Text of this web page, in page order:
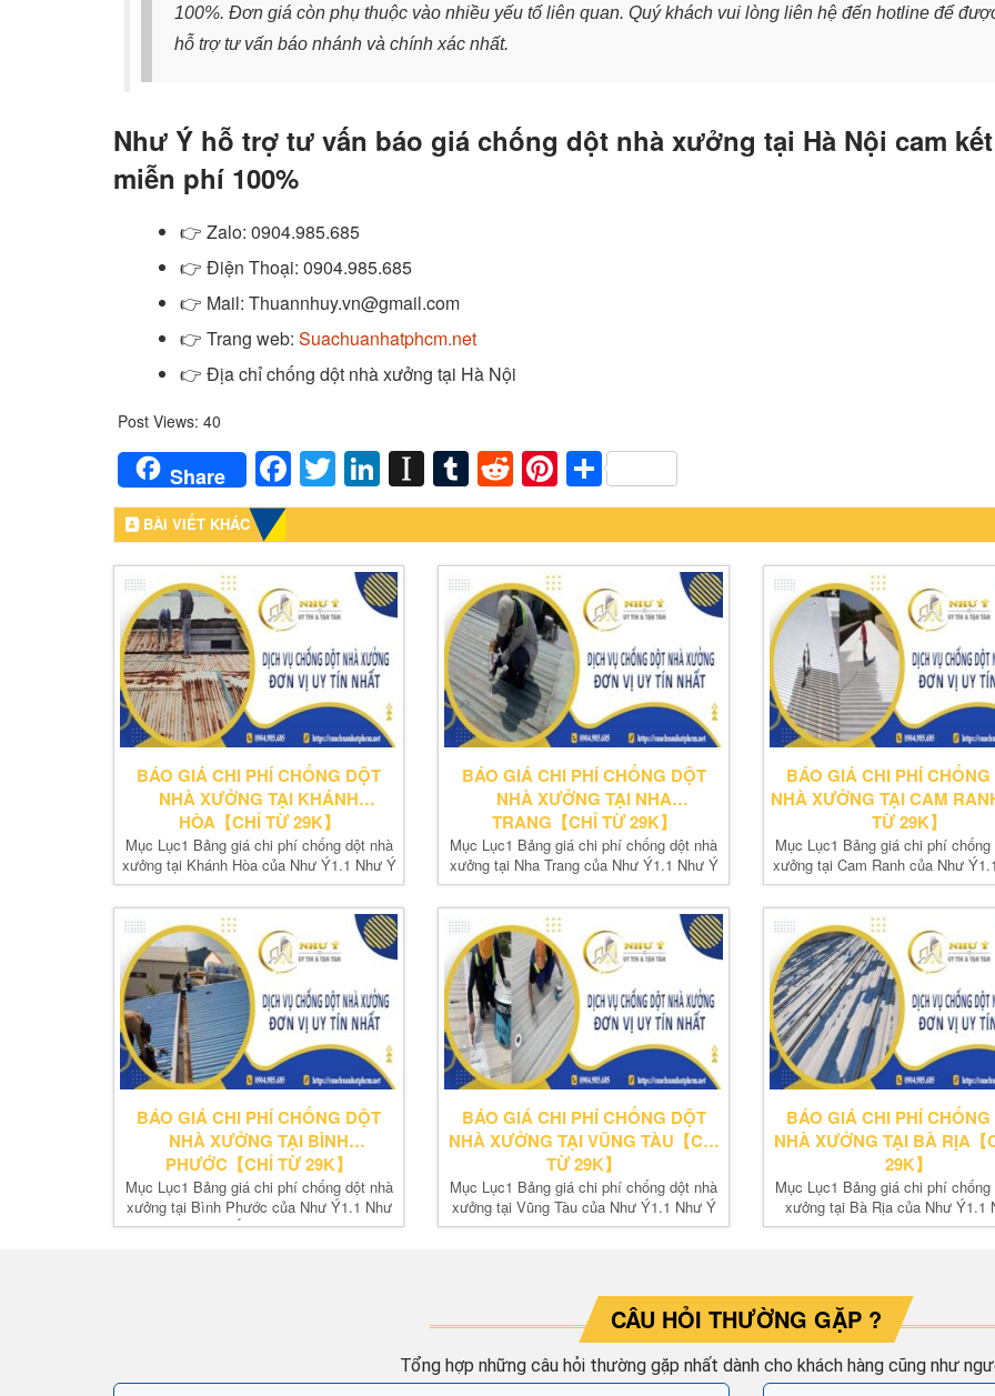
100%. Đơn giá còn phụ thuộc vào nhiều yếu tố liên quan. Quý khách vui lòng liên hệ đến hotline để
hỗ trợ tư vấn báo nhánh và chính xác nhất.
Như Ý hỗ trợ tư vấn báo giá chống dột nhà xưởng tại Hà Nội cam kết
miễn phí 100%
👉 Zalo: 0904.985.685
👉 Điện Thoại: 0904.985.685
👉 Mail: Thuannhuy.vn@gmail.com
👉 Trang web: Suachuanhatphcm.net
👉 Địa chỉ chống dột nhà xưởng tại Hà Nội
Post Views: 40
Share Facebook
TwitterLinkedIn
Instapaper
Tumblr
Reddit
Pinterest
Share
BÀI VIẾT KHÁC
BÁO GIÁ CHI PHÍ CHỐNG DỘT
NHÀ XƯỞNG TẠI KHÁNH
HÒA【CHỈ TỪ 29K】
Mục Lục1 Bảng giá chi phí chống dột nhà
xưởng tại Khánh Hòa của Như Ý1.1 Như Ý
báo...
BÁO GIÁ CHI PHÍ CHỐNG DỘT
NHÀ XƯỞNG TẠI NHA
TRANG【CHỈ TỪ 29K】
Mục Lục1 Bảng giá chi phí chống dột nhà
xưởng tại Nha Trang của Như Ý1.1 Như Ý
báo...
BÁO GIÁ CHI PHÍ
NHÀ XƯỞNG TẠI CAM
TỪ 29K】
Mục Lục1 Bảng giá chi phí chống
xưởng tại Cam Ranh của Như
báo...
BÁO GIÁ CHI PHÍ CHỐNG DỘT
NHÀ XƯỞNG TẠI BÌNH
PHƯỚC【CHỈ TỪ 29K】
Mục Lục1 Bảng giá chi phí chống dột nhà
xưởng tại Bình Phước của Như Ý1.1 Như
Ý báo...
BÁO GIÁ CHI PHÍ CHỐNG DỘT
NHÀ XƯỞNG TẠI VŨNG TÀU【CHỈ
TỪ 29K】
Mục Lục1 Bảng giá chi phí chống dột nhà
xưởng tại Vũng Tàu của Như Ý1.1 Như Ý
báo...
BÁO GIÁ CHI PHÍ
NHÀ XƯỞNG TẠI BÀ RỊA【
29K】
Mục Lục1 Bảng giá chi phí chống
xưởng tại Bà Rịa của Như Ý1.1
báo...
CÂU HỎI THƯỜNG GẶP ?
Tổng hợp những câu hỏi thường gặp nhất dành cho khách hàng cũng như